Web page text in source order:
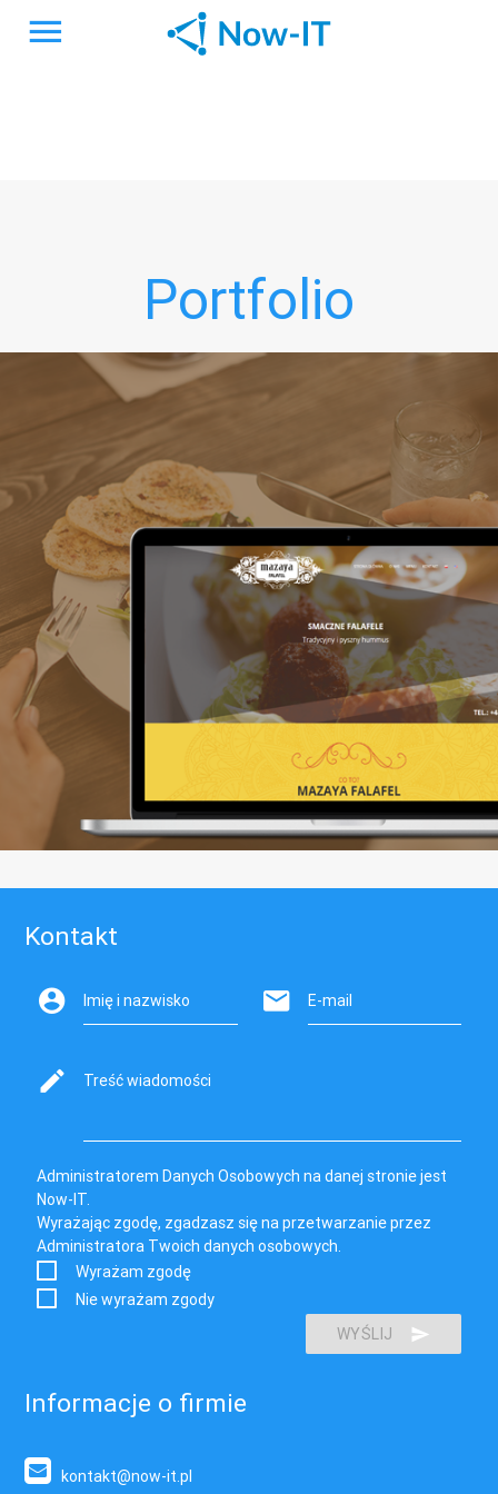
Portfolio
Kontakt
Imię i nazwisko E-mail
Treść wiadomości
Administratorem Danych Osobowych na danej stronie jest
Now-IT.
Wyrażając zgodę, zgadzasz się na przetwarzanie przez
Administratora Twoich danych osobowych.
Wyrażam zgodę
Nie wyrażam zgody
WYŚLIJ
Informacje o firmie
kontakt@now-it.pl